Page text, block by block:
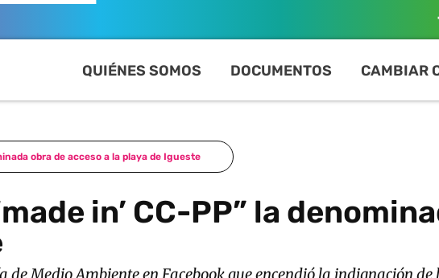
QUIÉNES SOMOS DOCUMENTOS CAMBIAR
obra de acceso a la playa de Igueste
in’ CC-PP” la